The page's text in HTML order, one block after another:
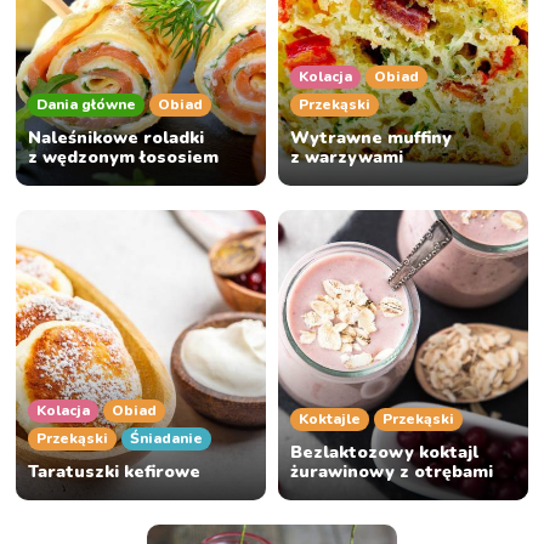
Dania główne Obiad
Naleśnikowe roladki
z wędzonym łososiem
Kolacja
Obiad
Przekąski
Wytrawne muffiny
z warzywami
Kolacja
Obiad
Przekąski
Śniadanie
Taratuszki kefirowe
Koktajle Przekąski
Bezlaktozowy koktajl
żurawinowy z otrębami